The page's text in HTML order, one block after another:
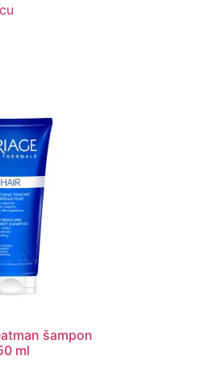
šampon
ml